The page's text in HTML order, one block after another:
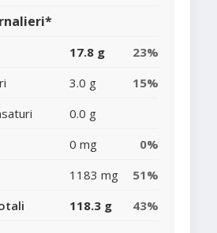
17.8 g
23%
3.0 g
15%
0.0 g
0 mg
0%
1183 mg
51%
118.3 g
43%